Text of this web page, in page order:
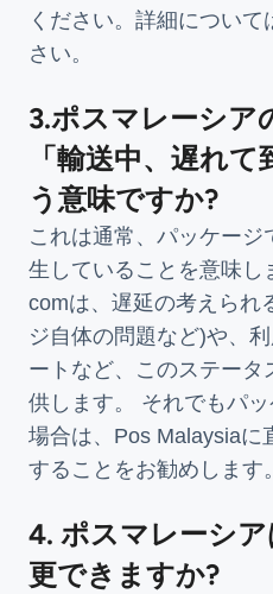
ください。詳細につい
さい。
3.ポスマレーシア
「輸送中、遅れ
う意味ですか?
これは通常、パッケー
生していることを意味し
comは、遅延の考えられ
ジ自体の問題など)や、
ートなど、このステータ
供します。 それでもパ
場合は、Pos Malaysiaに
することをお勧めします。
4. ポスマレーシ
更できますか?